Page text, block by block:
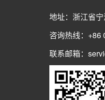
地址：浙江省
咨询热线：+86
联系邮箱：